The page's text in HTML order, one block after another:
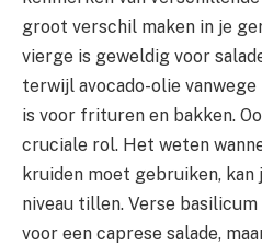
groot verschil maken in je
vierge is geweldig voor
terwijl avocado-olie
is voor frituren en bakken.
cruciale rol. Het weten
kruiden moet gebruiken,
niveau tillen. Verse
voor een caprese salade,